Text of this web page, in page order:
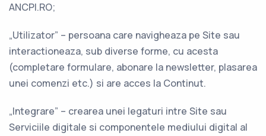
ANCPI.RO;
„Utilizator” – persoana care navigheaza pe Site sau
interactioneaza, sub diverse forme, cu acesta
(completare formulare, abonare la newsletter, plasarea
unei comenzi etc.) si are acces la Continut.
„Integrare” – crearea unei legaturi intre Site sau
Serviciile digitale si componentele mediului digital al